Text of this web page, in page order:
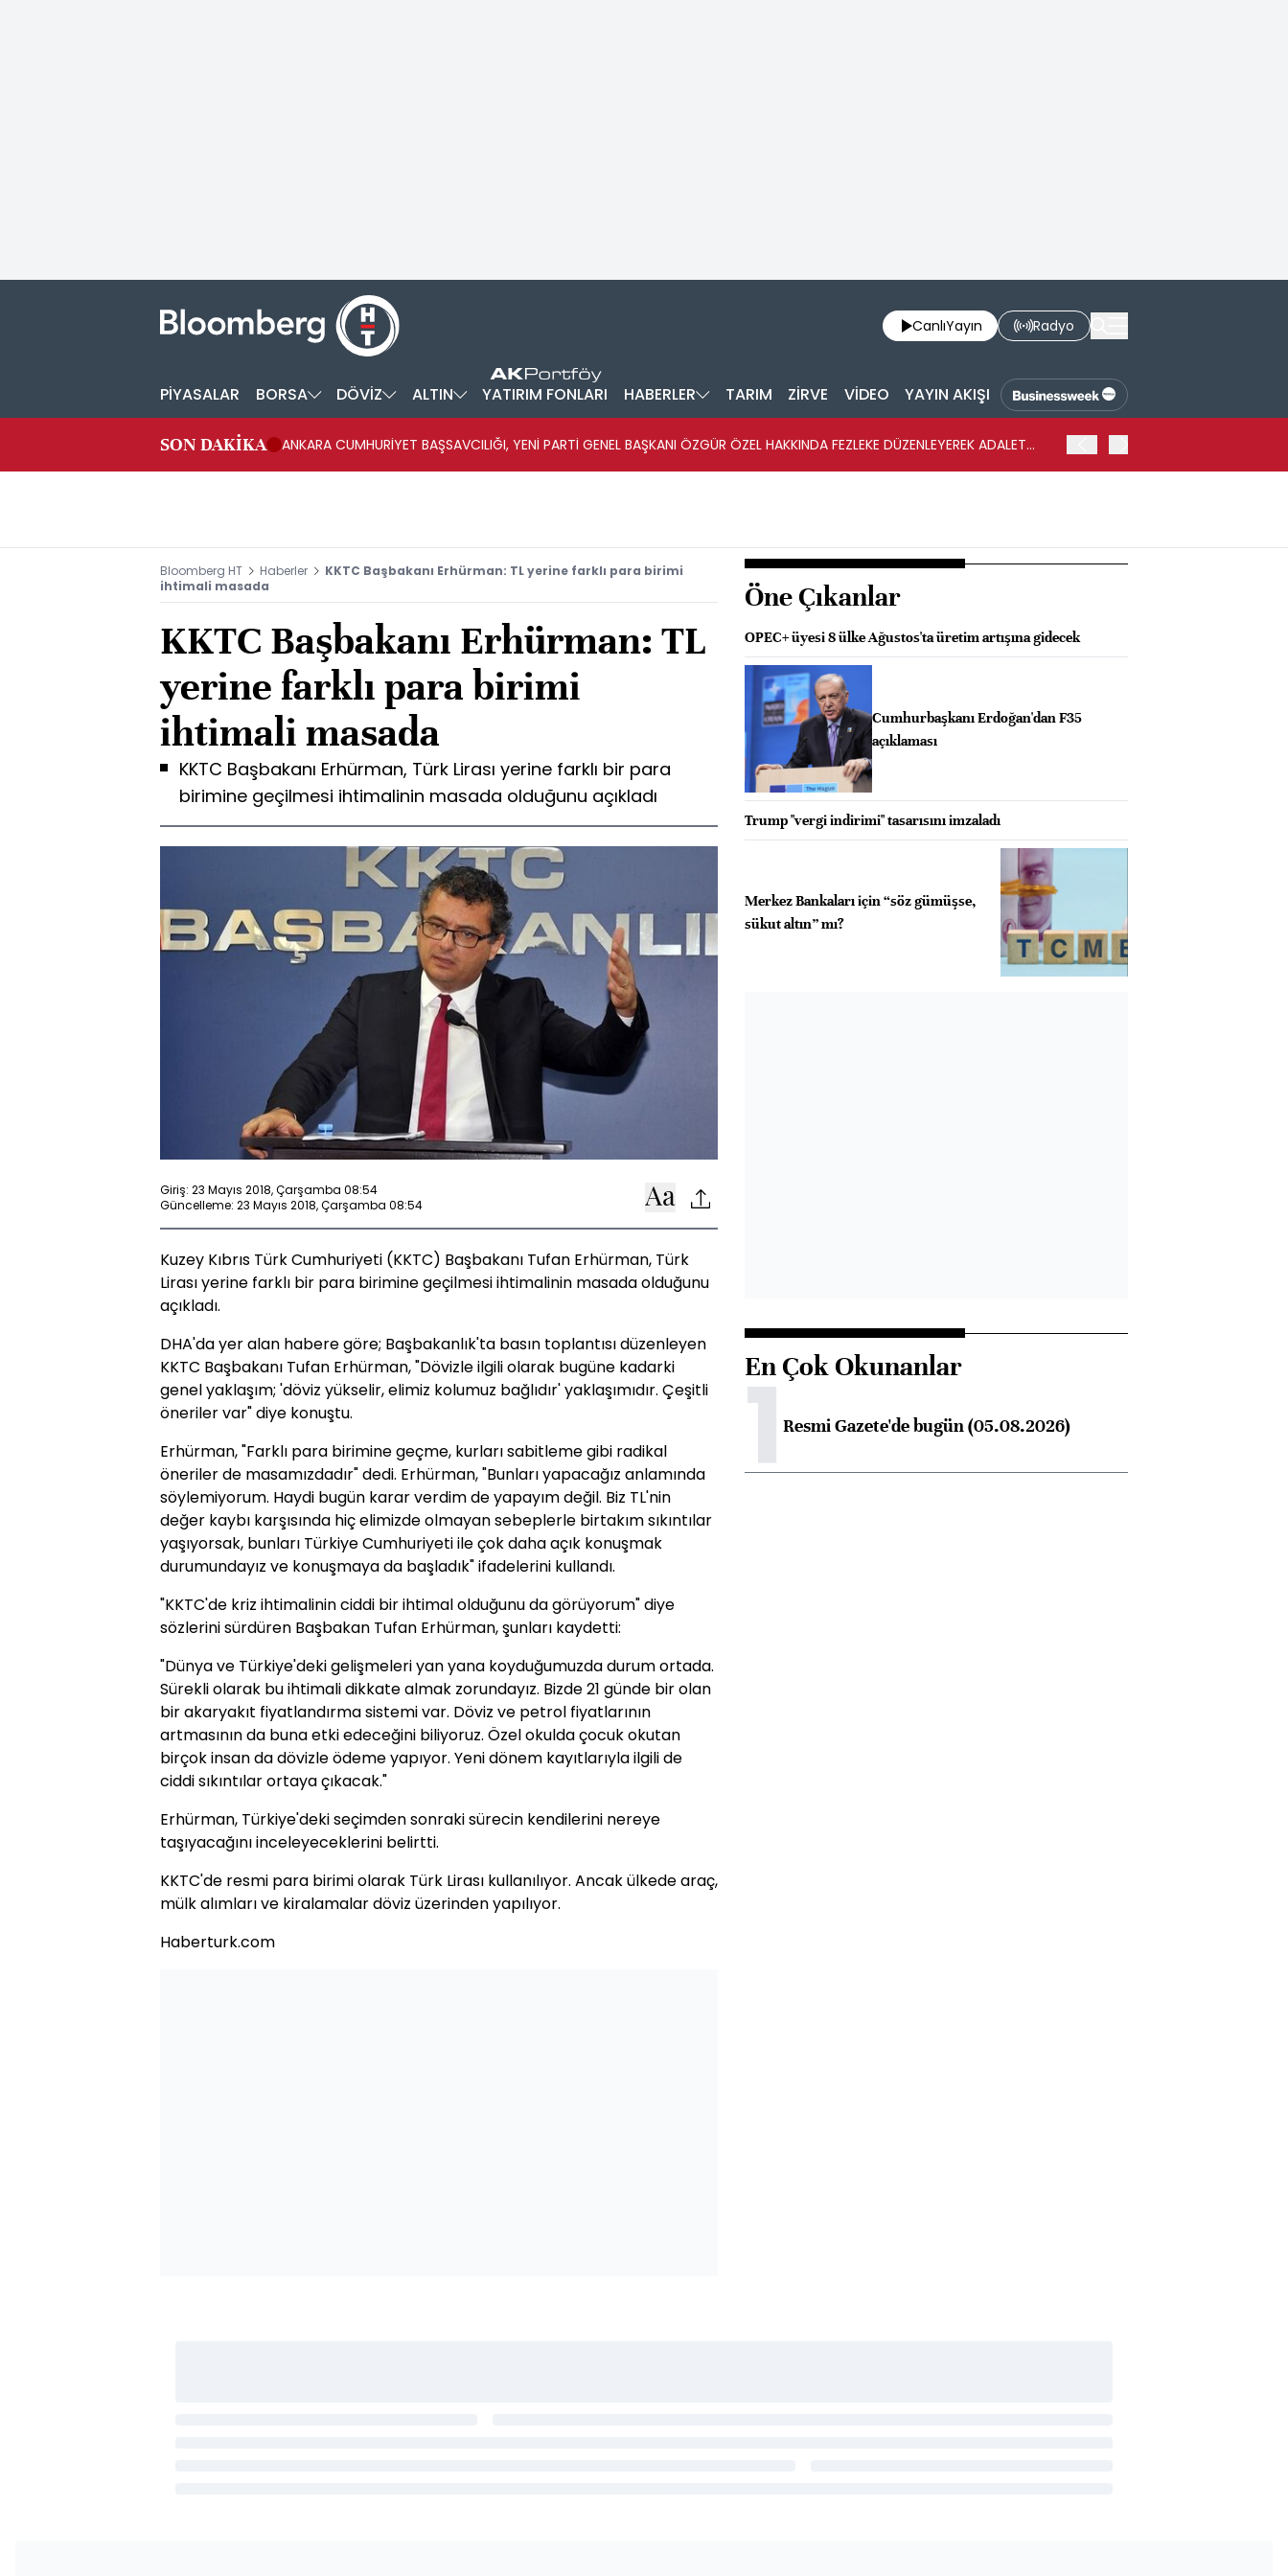
CanlıYayın Radyo
PİYASALAR BORSA DÖVİZ ALTIN YATIRIM FONLARI HABERLER TARIM ZİRVE VİDEO YAYIN AKIŞI
SON DAKİKA
ANKARA CUMHURİYET BAŞSAVCILIĞI, YENİ PARTİ GENEL BAŞKANI ÖZGÜR ÖZEL HAKKINDA FEZLEKE DÜZENLEYEREK ADALET
Bloomberg HT Haberler
KKTC Başbakanı Erhürman: TL yerine farklı para birimi
ihtimali masada
KKTC Başbakanı Erhürman: TL
yerine farklı para birimi
ihtimali masada
KKTC Başbakanı Erhürman, Türk Lirası yerine farklı bir para
birimine geçilmesi ihtimalinin masada olduğunu açıkladı
Giriş: 23 Mayıs 2018, Çarşamba 08:54
Güncelleme: 23 Mayıs 2018, Çarşamba 08:54
Kuzey Kıbrıs Türk Cumhuriyeti (KKTC) Başbakanı Tufan Erhürman, Türk
Lirası yerine farklı bir para birimine geçilmesi ihtimalinin masada olduğunu
açıkladı.
DHA'da yer alan habere göre; Başbakanlık'ta basın toplantısı düzenleyen
KKTC Başbakanı Tufan Erhürman, "Dövizle ilgili olarak bugüne kadarki
genel yaklaşım; 'döviz yükselir, elimiz kolumuz bağlıdır' yaklaşımıdır. Çeşitli
öneriler var" diye konuştu.
Erhürman, "Farklı para birimine geçme, kurları sabitleme gibi radikal
öneriler de masamızdadır" dedi. Erhürman, "Bunları yapacağız anlamında
söylemiyorum. Haydi bugün karar verdim de yapayım değil. Biz TL'nin
değer kaybı karşısında hiç elimizde olmayan sebeplerle birtakım sıkıntılar
yaşıyorsak, bunları Türkiye Cumhuriyeti ile çok daha açık konuşmak
durumundayız ve konuşmaya da başladık" ifadelerini kullandı.
"KKTC'de kriz ihtimalinin ciddi bir ihtimal olduğunu da görüyorum" diye
sözlerini sürdüren Başbakan Tufan Erhürman, şunları kaydetti:
"Dünya ve Türkiye'deki gelişmeleri yan yana koyduğumuzda durum ortada.
Sürekli olarak bu ihtimali dikkate almak zorundayız. Bizde 21 günde bir olan
bir akaryakıt fiyatlandırma sistemi var. Döviz ve petrol fiyatlarının
artmasının da buna etki edeceğini biliyoruz. Özel okulda çocuk okutan
birçok insan da dövizle ödeme yapıyor. Yeni dönem kayıtlarıyla ilgili de
ciddi sıkıntılar ortaya çıkacak."
Erhürman, Türkiye'deki seçimden sonraki sürecin kendilerini nereye
taşıyacağını inceleyeceklerini belirtti.
KKTC'de resmi para birimi olarak Türk Lirası kullanılıyor. Ancak ülkede araç,
mülk alımları ve kiralamalar döviz üzerinden yapılıyor.
Haberturk.com
Öne Çıkanlar
OPEC+ üyesi 8 ülke Ağustos'ta üretim artışına gidecek
Cumhurbaşkanı Erdoğan'dan F35
açıklaması
Trump "vergi indirimi" tasarısını imzaladı
Merkez Bankaları için “söz gümüşse,
sükut altın” mı?
En Çok Okunanlar
1Resmi Gazete'de bugün (05.08.2026)